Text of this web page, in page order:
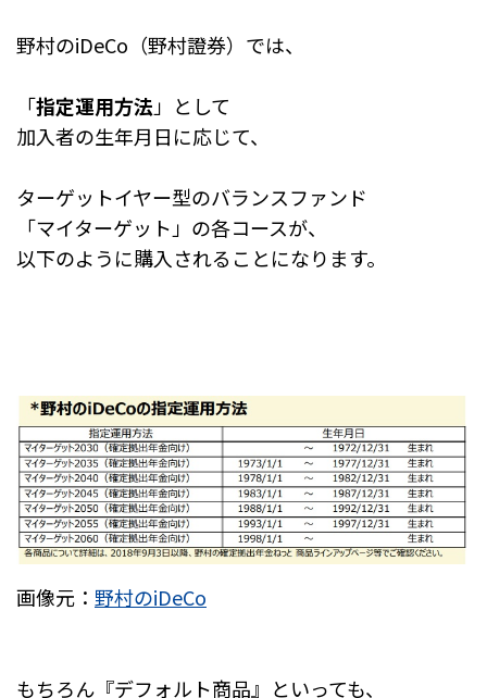
野村のiDeCo（野村證券）では、
「指定運用方法」として
加入者の生年月日に応じて、
ターゲットイヤー型のバランスファンド
「マイターゲット」の各コースが、
以下のように購入されることになります。
画像元： 野村のiDeCo
もちろん『デフォルト商品』といっても、